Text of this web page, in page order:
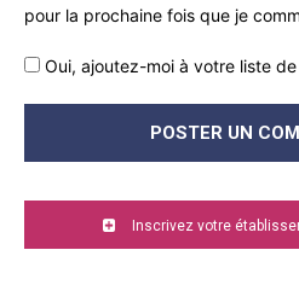
pour la prochaine fois que je
Oui, ajoutez-moi à votre liste
Inscrivez votre